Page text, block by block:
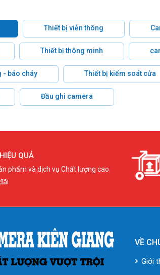
Thiết bị viễn thông
Thiết bị thông minh
- báo cháy Thiết bị kiểm soát cửa
Đầu ghi camera
QUẢ
phẩm và dịch vụ Chất lượng cao
VỀ
Giới